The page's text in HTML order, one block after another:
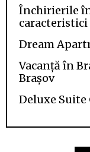
Închirierile
caracteristici
Dream
Vacanță în
Brașov
Deluxe Suite